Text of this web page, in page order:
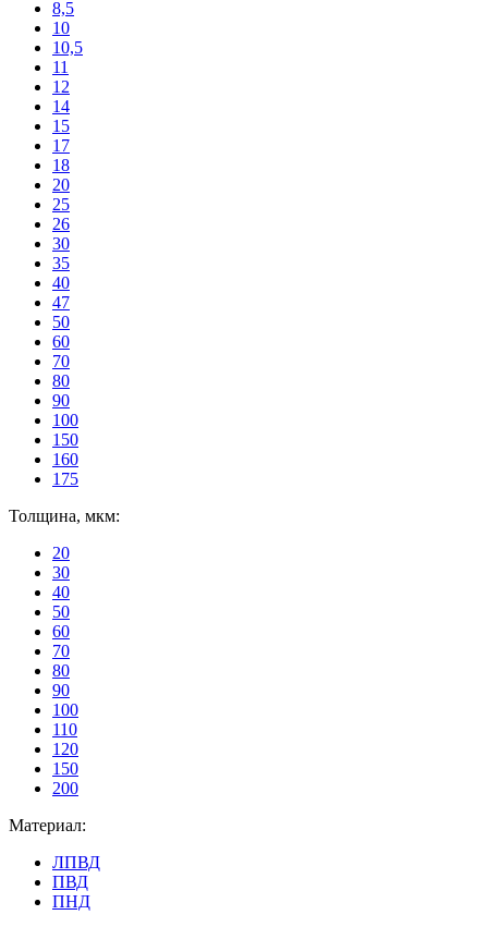
8,5
10
10,5
11
12
14
15
17
18
20
25
26
30
35
40
47
50
60
70
80
90
100
150
160
175
Толщина, мкм:
20
30
40
50
60
70
80
90
100
110
120
150
200
Материал:
ЛПВД
ПВД
ПНД